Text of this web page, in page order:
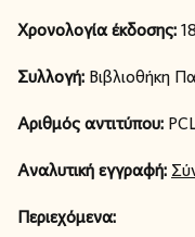
Χρονολογία έκδοσης:
Συλλογή: Βιβλιοθήκη
Αριθμός αντιτύπου:
Αναλυτική εγγραφή:
Περιεχόμενα: